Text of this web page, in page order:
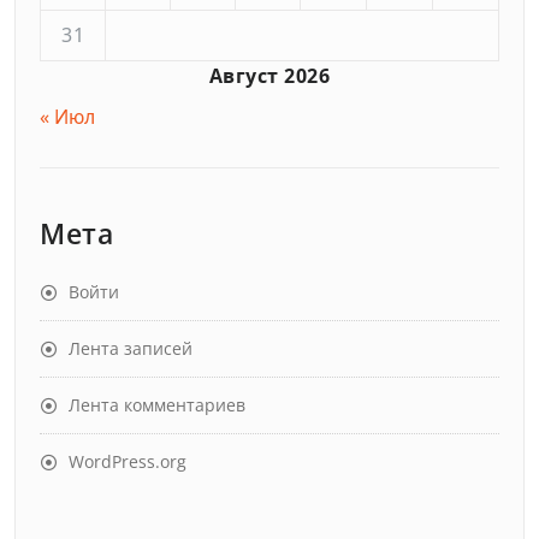
Август 2026
31
« Июл
Мета
Войти
Лента записей
Лента комментариев
WordPress.org